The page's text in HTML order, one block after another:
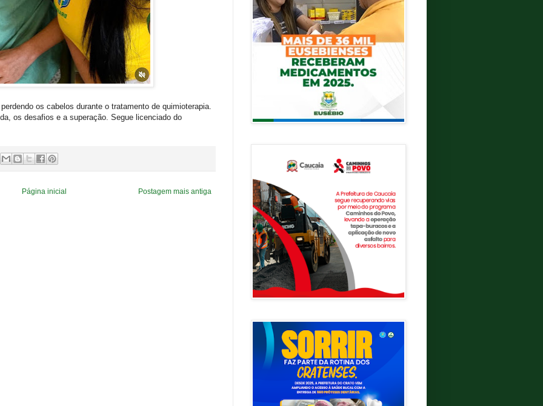
os cabelos durante o tratamento de quimioterapia.
os desafios e a superação. Segue licenciado do
Postagem mais antiga
Página inicial